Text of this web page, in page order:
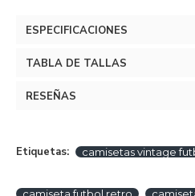
ESPECIFICACIONES
TABLA DE TALLAS
RESEÑAS
Etiquetas: camisetas vintage